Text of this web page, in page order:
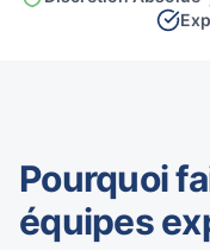
Pourquoi
équipes